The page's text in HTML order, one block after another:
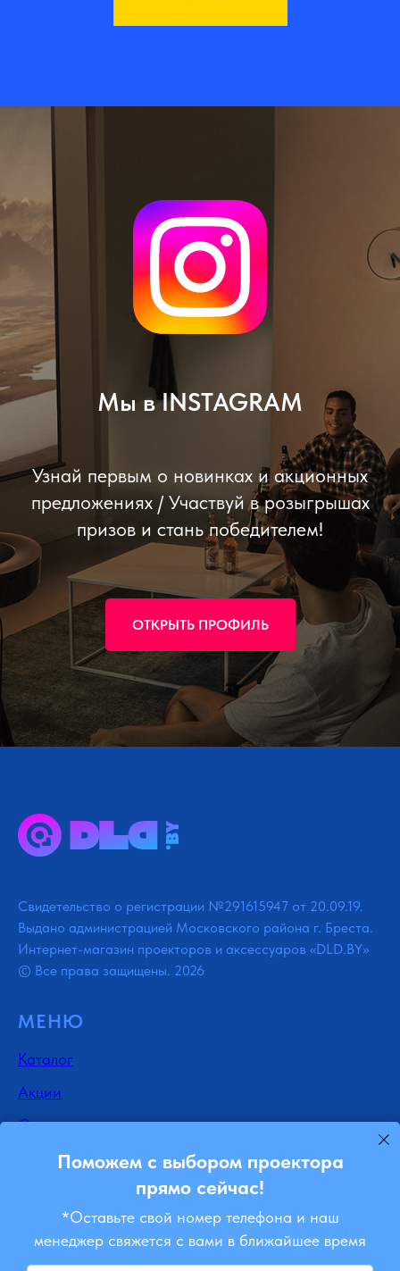
Поможем с выбором проектора
прямо сейчас!
*Оставьте свой номер телефона и наш
менеджер свяжется с вами в ближайшее время
Мы в INSTAGRAM
Узнай первым о новинках и акционных
предложениях / Участвуй в розыгрышах
призов и стань победителем!
ОТКРЫТЬ ПРОФИЛЬ
Свидетельство о регистрации №291615947 от 20.09.19.
Выдано администрацией Московского района г. Бреста.
Интернет-магазин проекторов и аксессуаров «DLD.BY»
© Все права защищены. 2026
МЕНЮ
Каталог
Акции
Отзывы
Доставка